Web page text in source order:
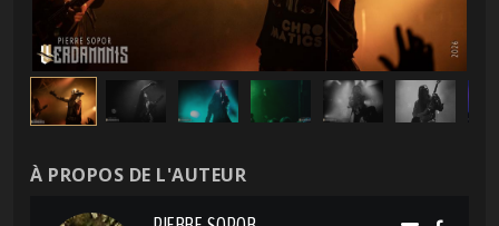
À PROPOS DE L'AUTEUR